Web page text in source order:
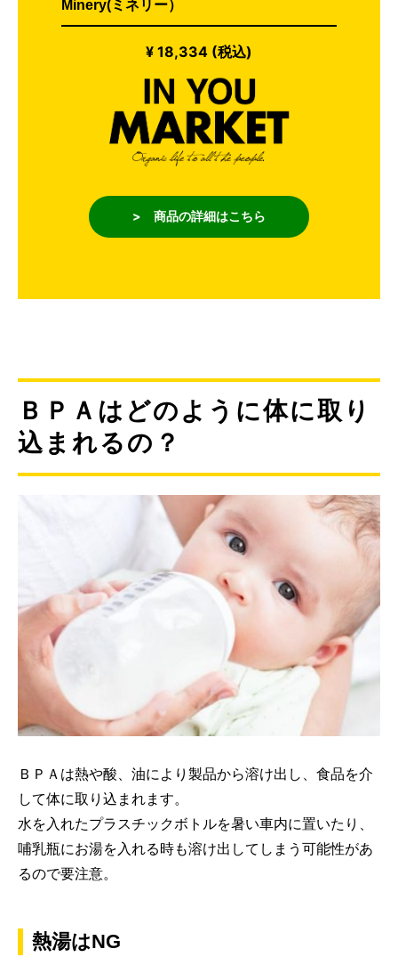
Minery(ミネリー）
¥ 18,334 (税込)
> 商品の詳細はこちら
ＢＰＡはどのように体に取り
込まれるの？
ＢＰＡは熱や酸、油により製品から溶け出し、食品を介
して体に取り込まれます。
水を入れたプラスチックボトルを暑い車内に置いたり、
哺乳瓶にお湯を入れる時も溶け出してしまう可能性があ
るので要注意。
熱湯はNG